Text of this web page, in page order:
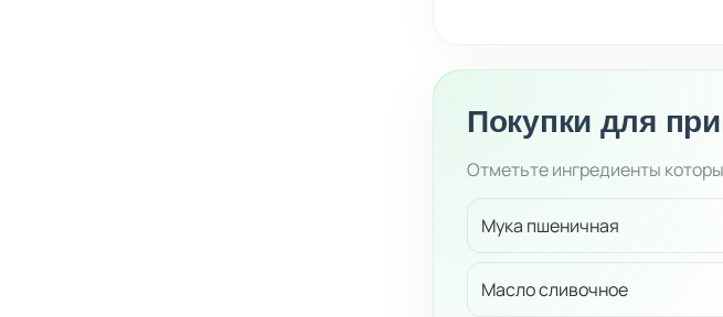
Покупки для
Отметьте ингредиенты
Мука пшеничная
Масло сливочное